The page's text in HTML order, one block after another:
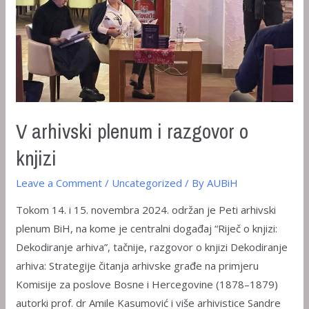
V arhivski plenum i razgovor o
knjizi
Leave a Comment / Uncategorized / ByAUBiH
Tokom 14. i 15. novembra 2024. održan je Peti arhivski
plenum BiH, na kome je centralni događaj “Riječ o knjizi:
Dekodiranje arhiva”, tačnije, razgovor o knjizi Dekodiranje
arhiva: Strategije čitanja arhivske građe na primjeru
Komisije za poslove Bosne i Hercegovine (1878–1879)
autorki prof. dr Amile Kasumović i više arhivistice Sandre